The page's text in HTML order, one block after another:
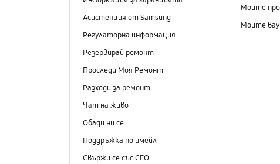
Асистенция от Samsung
Регулаторна информация
Резервирай ремонт
Проследи Моя Ремонт
Разходи за ремонт
Чат на живо
Обади ни се
Поддръжка по имейл
Свържи се със СЕО
Моите
Моите